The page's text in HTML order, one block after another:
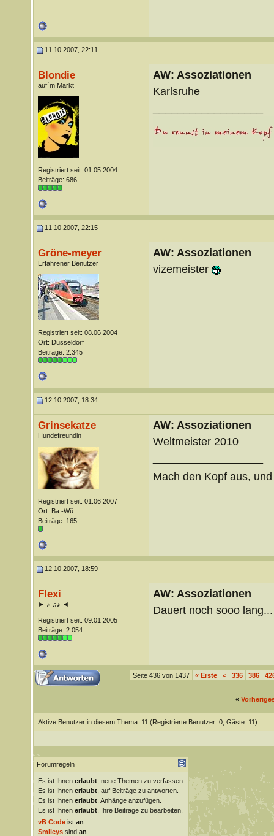
11.10.2007, 22:11
Blondie
auf´m Markt
Registriert seit: 01.05.2004
Beiträge: 686
AW: Assoziationen
Karlsruhe
11.10.2007, 22:15
Gröne-meyer
Erfahrener Benutzer
Registriert seit: 08.06.2004
Ort: Düsseldorf
Beiträge: 2.345
AW: Assoziationen
vizemeister
12.10.2007, 18:34
Grinsekatze
Hundefreundin
Registriert seit: 01.06.2007
Ort: Ba.-Wü.
Beiträge: 165
AW: Assoziationen
Weltmeister 2010
Mach den Kopf aus,
12.10.2007, 18:59
Flexi
► ♪ ♫♪ ◄
Registriert seit: 09.01.2005
Beiträge: 2.054
AW: Assoziationen
Dauert noch sooo lang...
Seite 436 von 1437 «Erste < 336 386
«
Aktive Benutzer in diesem Thema: 11 (Registrierte Benutzer: 0, Gäste: 11)
Forumregeln
Es ist Ihnen erlaubt, neue Themen zu verfassen.
Es ist Ihnen erlaubt, auf Beiträge zu antworten.
Es ist Ihnen erlaubt, Anhänge anzufügen.
Es ist Ihnen erlaubt, Ihre Beiträge zu bearbeiten.
vB Codeist an
Smileyssind an